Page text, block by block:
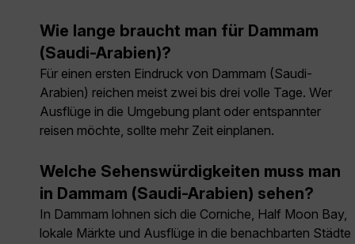
Wie lange braucht man für Dammam
(Saudi-Arabien)?
Für einen ersten Eindruck von Dammam (Saudi-
Arabien) reichen meist zwei bis drei volle Tage. Wer
Ausflüge in die Umgebung plant oder entspannter
reisen möchte, sollte mehr Zeit einplanen.
Welche Sehenswürdigkeiten muss man
in Dammam (Saudi-Arabien) sehen?
In Dammam lohnen sich die Corniche, Half Moon Bay,
lokale Märkte und Ausflüge in die benachbarten Städte